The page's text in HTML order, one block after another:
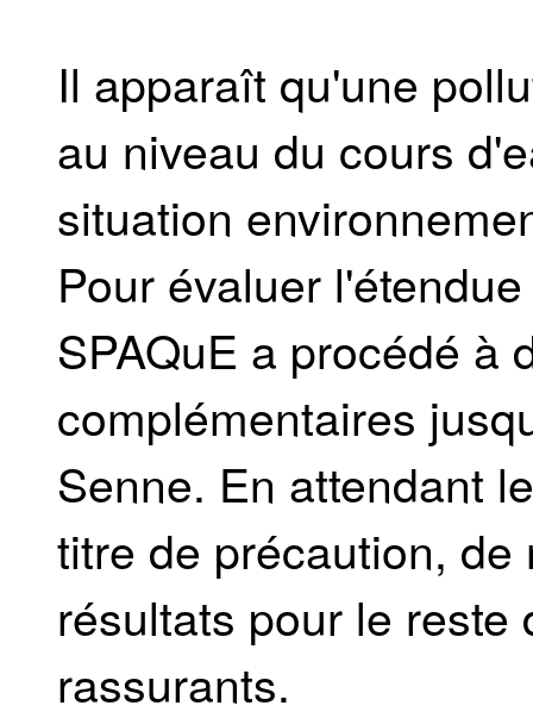
Il apparaît qu'une
au niveau du cours
situation
Pour évaluer
SPAQuE a procédé à
complémentaires
Senne. En attendant
titre de précaution,
résultats pour le
rassurants.